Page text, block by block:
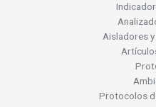
Aisladores
Protocolos